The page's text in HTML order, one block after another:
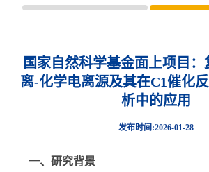
国家自然科学基金面上项目：
离-化学电离源及其在C1催化
析中的应用
发布时间:2026-01-28
一、研究背景